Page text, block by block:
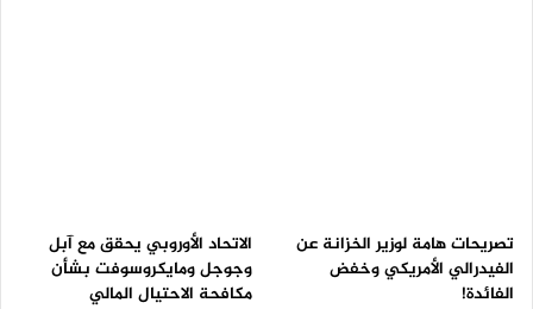
تصريحات هامة لوزير الخزانة عن
الفيدرالي الأمريكي وخفض
الفائدة!
الاتحاد الأوروبي يحقق مع آبل
وجوجل ومايكروسوفت بشأن
مكافحة الاحتيال المالي